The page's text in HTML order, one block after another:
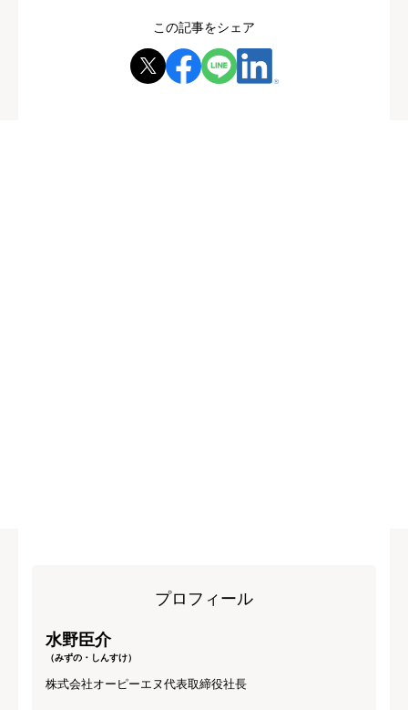
この記事をシェア
プロフィール
水野臣介
（みずの・しんすけ）
株式会社オーピーエヌ代表取締役社長